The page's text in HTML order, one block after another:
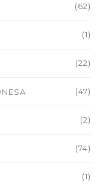
(62)
(1)
(22)
(47)
(2)
(74)
(1)